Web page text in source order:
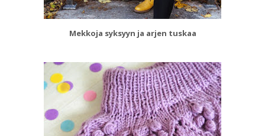
Mekkoja syksyyn ja arjen tuskaa